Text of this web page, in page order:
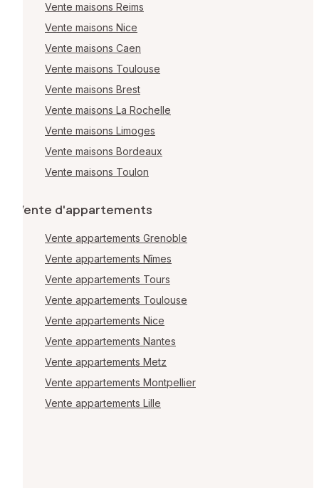
Vente maisons Reims
Vente maisons Nice
Vente maisons Caen
Vente maisons Toulouse
Vente maisons Brest
Vente maisons La Rochelle
Vente maisons Limoges
Vente maisons Bordeaux
Vente maisons Toulon
Vente d'appartements
Vente appartements Grenoble
Vente appartements Nîmes
Vente appartements Tours
Vente appartements Toulouse
Vente appartements Nice
Vente appartements Nantes
Vente appartements Metz
Vente appartements Montpellier
Vente appartements Lille